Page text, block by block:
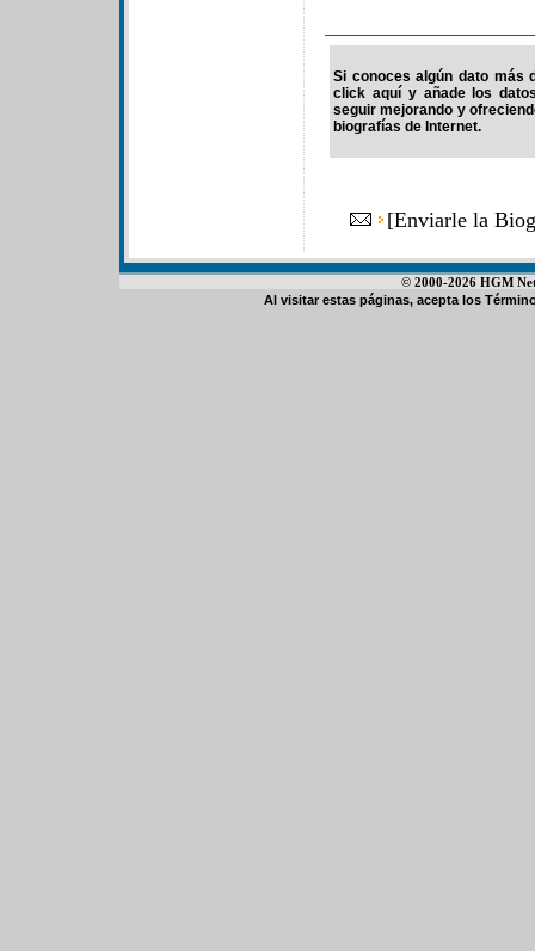
Si conoces algún dato más
click aquí y añade los
seguir mejorando y
biografías de Internet.
[Enviarle la
© 2000-2026 HGM
Al visitar estas páginas, acepta los